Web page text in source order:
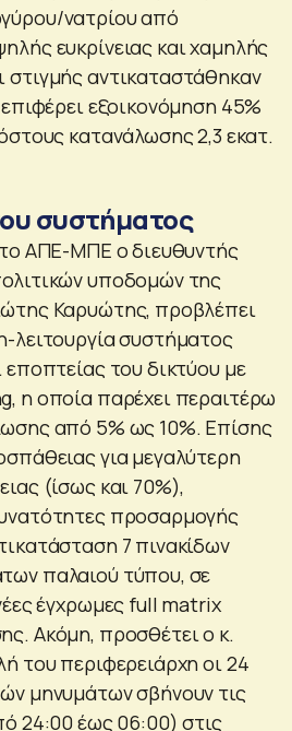
νατρίου από
ευκρίνειας και χαμηλής
αντικαταστάθηκαν
εξοικονόμηση 45%
κατανάλωσης 2,3 εκατ.
συστήματος
ΑΠΕ-ΜΠΕ ο διευθυντής
υποδομών της
Καρυώτης, προβλέπει
λειτουργία συστήματος
εποπτείας του δικτύου με
η οποία παρέχει περαιτέρω
από 5% ως 10%. Επίσης
για μεγαλύτερη
(ίσως και 70%),
προσαρμογής
7 πινακίδων
παλαιού τύπου, σε
έγχρωμες full matrix
Ακόμη, προσθέτει ο κ.
του περιφερειάρχη οι 24
μηνυμάτων σβήνουν τις
24:00 έως 06:00) στις